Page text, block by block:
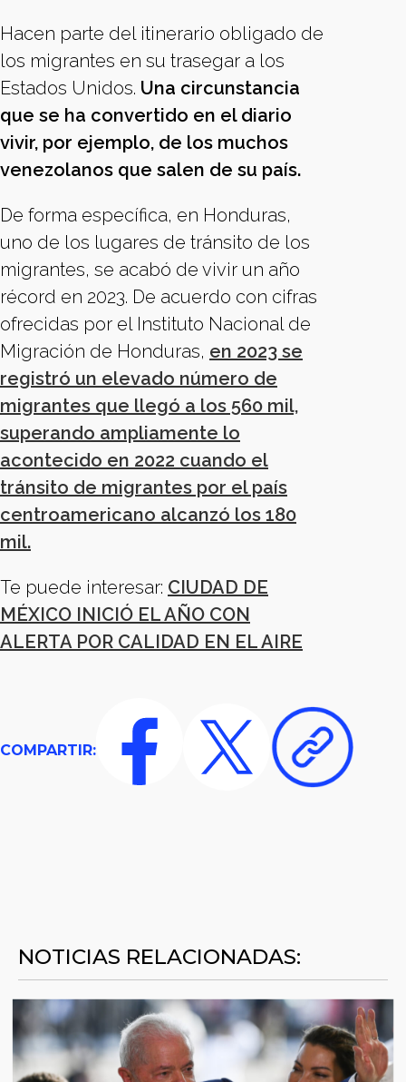
Hacen parte del itinerario obligado de
los migrantes en su trasegar a los
Estados Unidos. Una circunstancia
que se ha convertido en el diario
vivir, por ejemplo, de los muchos
venezolanos que salen de su país.
De forma específica, en Honduras,
uno de los lugares de tránsito de los
migrantes, se acabó de vivir un año
récord en 2023. De acuerdo con cifras
ofrecidas por el Instituto Nacional de
Migración de Honduras, en 2023 se
registró un elevado número de
migrantes que llegó a los 560 mil,
superando ampliamente lo
acontecido en 2022 cuando el
tránsito de migrantes por el país
centroamericano alcanzó los 180
mil.
Te puede interesar: CIUDAD DE
MÉXICO INICIÓ EL AÑO CON
ALERTA POR CALIDAD EN EL AIRE
COMPARTIR:
NOTICIAS RELACIONADAS: